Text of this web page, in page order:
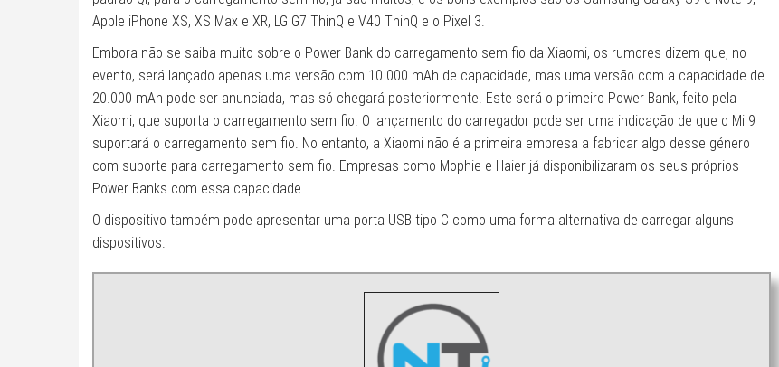
Apple iPhone XS, XS Max e XR, LG G7 ThinQ e V40 ThinQ e o Pixel 3.
Embora não se saiba muito sobre o Power Bank do carregamento sem fio da Xiaomi, os rumores dizem que, no
evento, será lançado apenas uma versão com 10.000 mAh de capacidade, mas uma versão com a capacidade de
20.000 mAh pode ser anunciada, mas só chegará posteriormente. Este será o primeiro Power Bank, feito pela
Xiaomi, que suporta o carregamento sem fio. O lançamento do carregador pode ser uma indicação de que o Mi 9
suportará o carregamento sem fio. No entanto, a Xiaomi não é a primeira empresa a fabricar algo desse género
com suporte para carregamento sem fio. Empresas como Mophie e Haier já disponibilizaram os seus próprios
Power Banks com essa capacidade.
O dispositivo também pode apresentar uma porta USB tipo C como uma forma alternativa de carregar alguns
dispositivos.